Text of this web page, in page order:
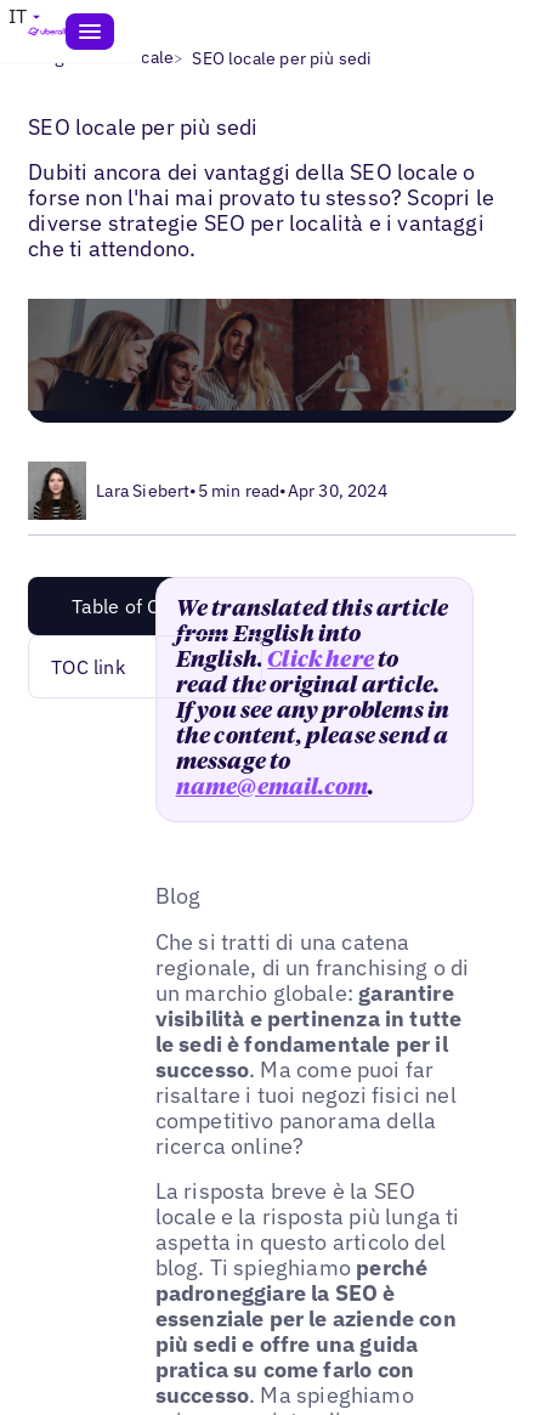
IT
Blogs> SEO locale> SEO locale per più sedi
SEO locale per più sedi
Dubiti ancora dei vantaggi della SEO locale o
forse non l'hai mai provato tu stesso? Scopri le
diverse strategie SEO per località e i vantaggi
che ti attendono.
Lara Siebert•5 min read•Apr 30, 2024
Table of Content
TOC link
We translated this article
from English into
English.Click hereto
read the original article.
If you see any problems in
the content, please send a
message to
name@email.com.
Blog
Che si tratti di una catena
regionale, di un franchising o di
un marchio globale:garantire
visibilità e pertinenza in tutte
le sedi è fondamentale per il
successo. Ma come puoi far
risaltare i tuoi negozi fisici nel
competitivo panorama della
ricerca online?
La risposta breve è la SEO
locale e la risposta più lunga ti
aspetta in questo articolo del
blog. Ti spieghiamo perché
padroneggiare la SEO è
essenziale per le aziende con
più sedi e offre una guida
pratica su come farlo con
successo. Ma spieghiamo